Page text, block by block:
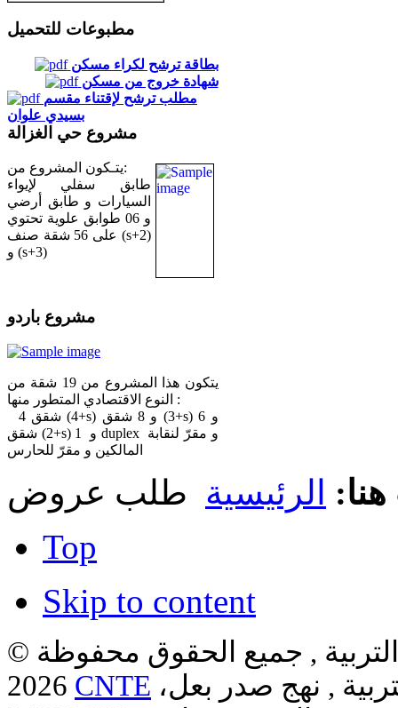
مطبوعات للتحميل
بطاقة ترشح لكراء مسكن
شهادة خروج من مسكن
مطلب ترشح لإقتناء مقسم
بسيدي علوان
مشروع حي الغزالة
يتـكون المشروع من:
طابق سفلي لإيواء
السيارات و طابق أرضي
و 06 طوابق علوية تحتوي
على 56 شقة صنف (s+2)
و (s+3)
مشروع باردو
يتكون هذا المشروع من 19 شقة من
النوع الاقتصادي المتطور منها :
4 شقق (4+s) و 8 شقق (3+s) و 6
شقق (2+s) و 1 duplex و مقرّ لنقابة
المالكين و مقرّ للحارس
الرئيسية طلب عروض
Top
Skip to content
, جميع الحقوق محفوظة ©
CNTE , نهج صدر بعل،